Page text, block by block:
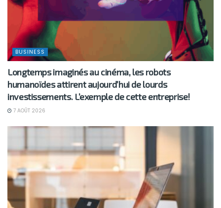
BUSINESS
Longtemps imaginés au cinéma, les robots
humanoïdes attirent aujourd’hui de lourds
investissements. L’exemple de cette entreprise!
7 AOÛT 2026